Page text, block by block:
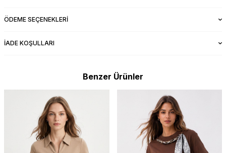
ÖDEME SEÇENEKLERI
İADE KOŞULLARI
Benzer Ürünler